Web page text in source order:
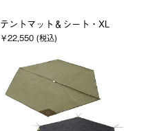
テントマット＆シート・XL
￥22,550 (税込)